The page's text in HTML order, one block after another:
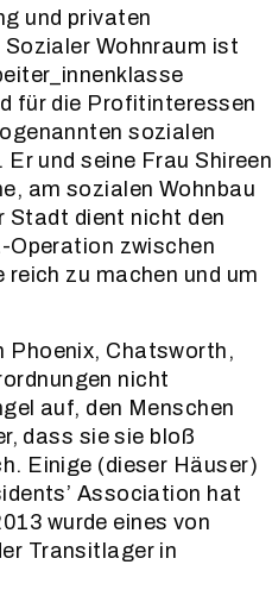
und privaten
Wohnraum ist
für die Profitinteressen
sozialen
und seine Frau Shireen
am sozialen Wohnbau
Stadt dient nicht den
Operation zwischen
zu machen und um
Phoenix, Chatsworth,
nicht
auf, den Menschen
dass sie sie bloß
Einige (dieser Häuser)
Association hat
wurde eines von
Transitlager in